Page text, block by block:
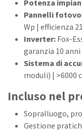
Potenza
Pannelli
Wp | efficienza
Inverter: Fox-
garanzia 10 anni
Sistema di
moduli) | >6000
Incluso nel
Sopralluogo,
Gestione